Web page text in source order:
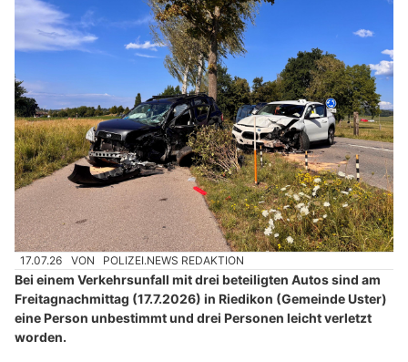
17.07.26 VON POLIZEI.NEWS REDAKTION
Bei einem Verkehrsunfall mit drei beteiligten Autos sind am
Freitagnachmittag (17.7.2026) in Riedikon (Gemeinde Uster)
eine Person unbestimmt und drei Personen leicht verletzt
worden.